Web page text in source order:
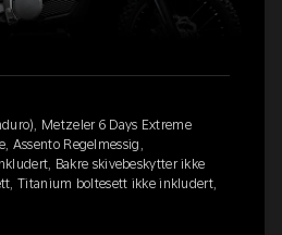
Metzeler 6 Days Extreme
Assento Regelmessig,
Bakre skivebeskytter ikke
Titanium boltesett ikke inkludert,